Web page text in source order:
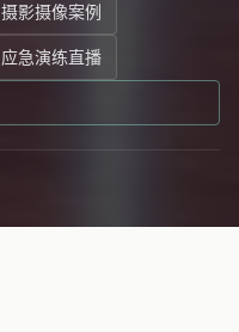
摄影摄像案例
应急演练直播